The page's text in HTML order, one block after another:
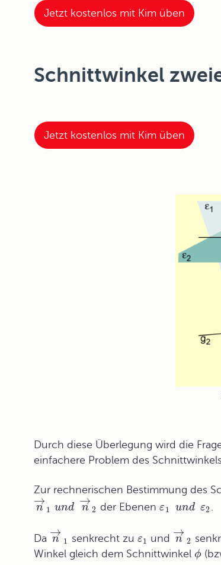
Jetzt kostenlos mit Kim üben
Schnittwinkel
Jetzt kostenlos mit Kim üben
Durch diese Überlegung wird die
einfachere Problem des
Zur rechnerischen Bestimmung des
n
→
1 und n
→
2 der Ebenenε1 und ε2 .
Da n
→
1 senkrecht zu ε1 und n
→
2
Winkel gleich dem Schnittwinkel ϕ